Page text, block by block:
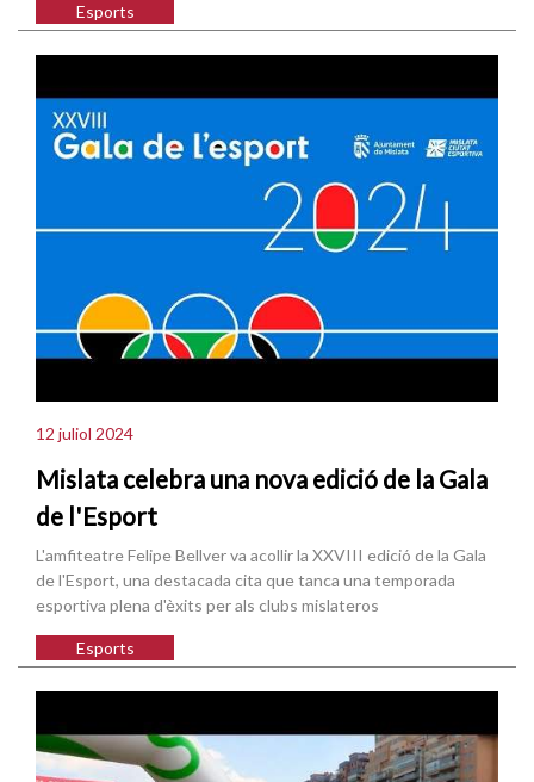
Esports
12 juliol 2024
Mislata celebra una nova edició de la Gala
de l'Esport
L'amfiteatre Felipe Bellver va acollir la XXVIII edició de la Gala
de l'Esport, una destacada cita que tanca una temporada
esportiva plena d'èxits per als clubs mislateros
Esports